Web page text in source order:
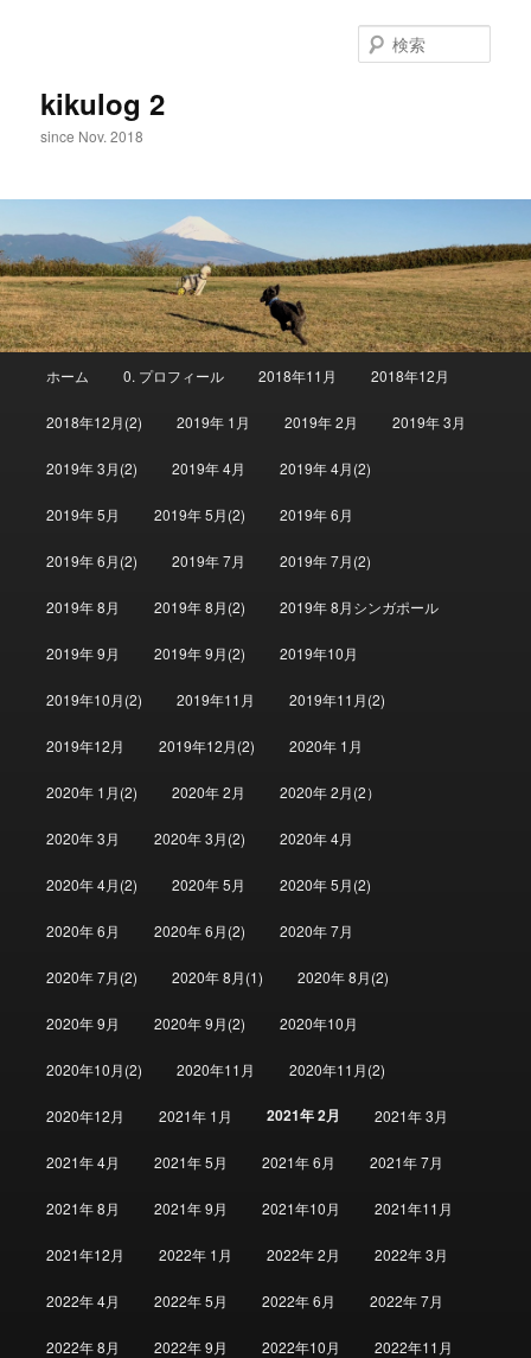
移
動
kikulog 2
since Nov. 2018
索
ホーム 0. プロフィール 2018年11月 2018年12月
2018年12月(2) 2019年 1月 2019年 2月 2019年 3月
2019年 3月(2) 2019年 4月 2019年 4月(2)
2019年 5月 2019年 5月(2) 2019年 6月
2019年 6月(2) 2019年 7月 2019年 7月(2)
2019年 8月 2019年 8月(2) 2019年 8月シンガポール
2019年 9月 2019年 9月(2) 2019年10月
2019年10月(2) 2019年11月 2019年11月(2)
2019年12月 2019年12月(2) 2020年 1月
2020年 1月(2) 2020年 2月 2020年 2月(2）
2020年 3月 2020年 3月(2) 2020年 4月
2020年 4月(2) 2020年 5月 2020年 5月(2)
2020年 6月 2020年 6月(2) 2020年 7月
2020年 7月(2) 2020年 8月(1) 2020年 8月(2)
2020年 9月 2020年 9月(2) 2020年10月
2020年10月(2) 2020年11月 2020年11月(2)
2020年12月 2021年 1月 2021年 2月 2021年 3月
2021年 4月 2021年 5月 2021年 6月 2021年 7月
2021年 8月 2021年 9月 2021年10月 2021年11月
2021年12月 2022年 1月 2022年 2月 2022年 3月
2022年 4月 2022年 5月 2022年 6月 2022年 7月
2022年 8月 2022年 9月 2022年10月 2022年11月